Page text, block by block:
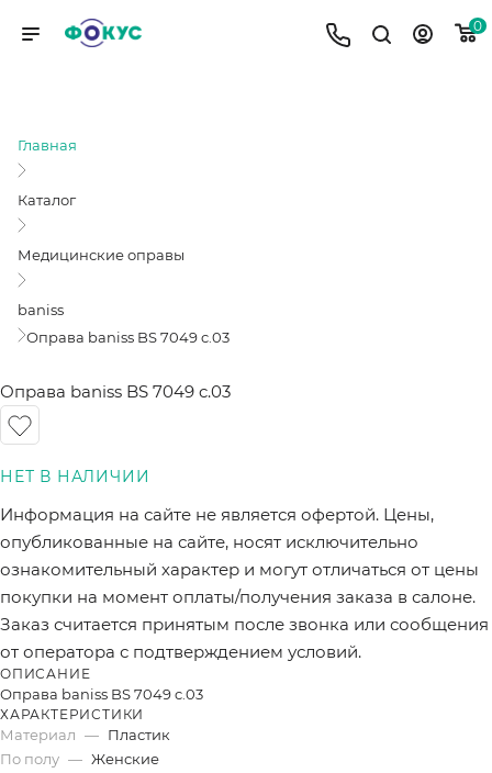
0
Главная
Каталог
Медицинские оправы
baniss
Оправа baniss BS 7049 c.03
Оправа baniss BS 7049 c.03
Информация на сайте не является офертой. Цены,
опубликованные на сайте, носят исключительно
ознакомительный характер и могут отличаться от цены
покупки на момент оплаты/получения заказа в салоне.
Заказ считается принятым после звонка или сообщения
от оператора с подтверждением условий.
ОПИСАНИЕ
Оправа baniss BS 7049 c.03
ХАРАКТЕРИСТИКИ
Материал — Пластик
По полу — Женские